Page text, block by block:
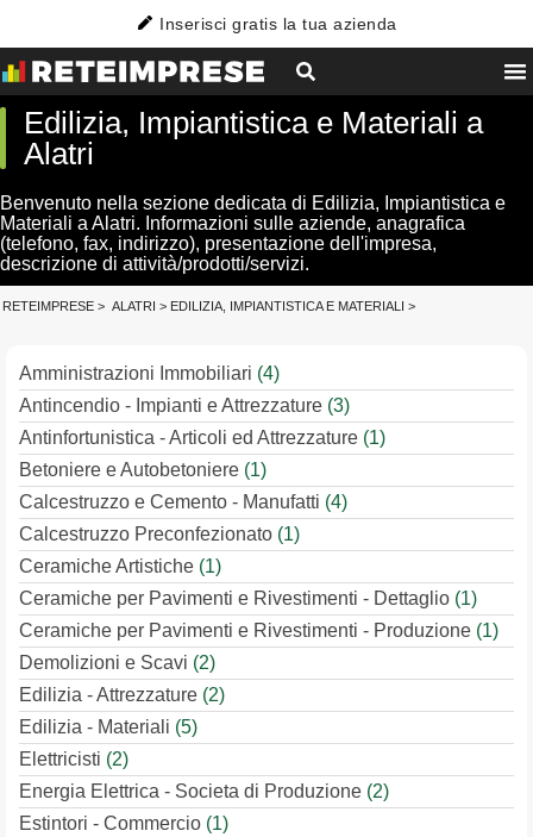
Inserisci gratis la tua azienda
Edilizia, Impiantistica e Materiali a
Alatri
Benvenuto nella sezione dedicata di Edilizia, Impiantistica e
Materiali a Alatri. Informazioni sulle aziende, anagrafica
(telefono, fax, indirizzo), presentazione dell'impresa,
descrizione di attività/prodotti/servizi.
RETEIMPRESE > ALATRI > EDILIZIA, IMPIANTISTICA E MATERIALI >
Amministrazioni Immobiliari (4)
Antincendio - Impianti e Attrezzature (3)
Antinfortunistica - Articoli ed Attrezzature (1)
Betoniere e Autobetoniere (1)
Calcestruzzo e Cemento - Manufatti (4)
Calcestruzzo Preconfezionato (1)
Ceramiche Artistiche (1)
Ceramiche per Pavimenti e Rivestimenti - Dettaglio (1)
Ceramiche per Pavimenti e Rivestimenti - Produzione (1)
Demolizioni e Scavi (2)
Edilizia - Attrezzature (2)
Edilizia - Materiali (5)
Elettricisti (2)
Energia Elettrica - Societa di Produzione (2)
Estintori - Commercio (1)